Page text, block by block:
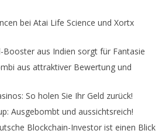
bei Atai Life Science und Xortx
Booster aus Indien sorgt für Fantasie
aus attraktiver Bewertung und
So holen Sie Ihr Geld zurück!
Ausgebombt und aussichtsreich!
Blockchain-Investor ist einen Blick